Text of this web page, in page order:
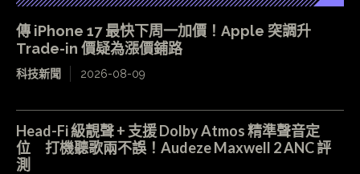
傳 iPhone 17 最快下周一加價！Apple 突調升
Trade-in 價疑為漲價鋪路
科技新聞 2026-08-09
Head-Fi 級靚聲 + 支援 Dolby Atmos 精準聲音定
位 打機聽歌兩不誤！Audeze Maxwell 2 ANC 評
測